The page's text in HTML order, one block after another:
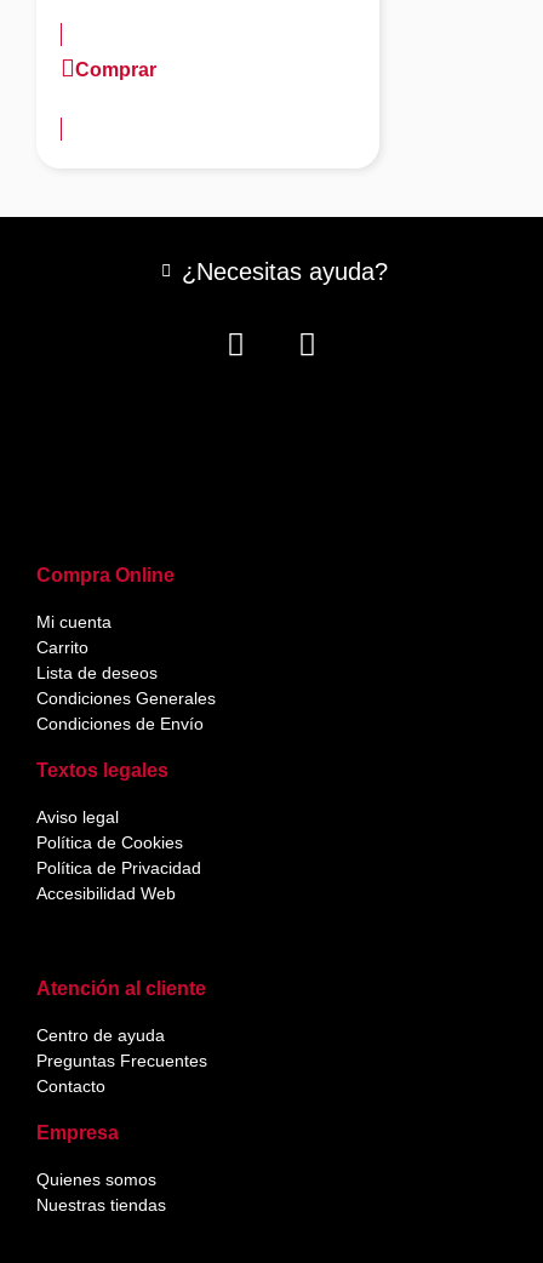
Comprar
Atención al cliente
Centro de ayuda
Preguntas Frecuentes
Contacto
Empresa
Quienes somos
Nuestras tiendas
Compra Online
Mi cuenta
Carrito
Lista de deseos
Condiciones Generales
Condiciones de Envío
Textos legales
Aviso legal
Política de Cookies
Política de Privacidad
Accesibilidad Web
¿Necesitas ayuda?